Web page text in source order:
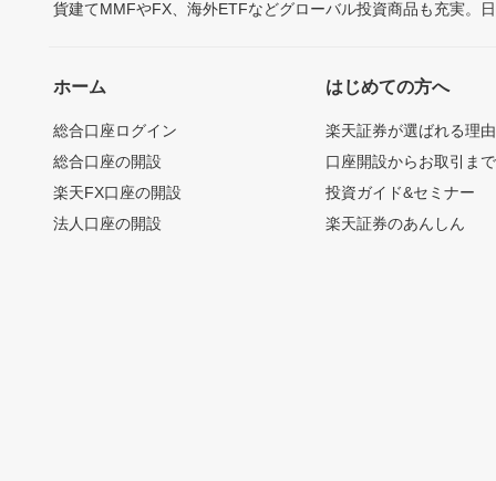
貨建てMMFやFX、海外ETFなどグローバル投資商品も充実。
ホーム
総合口座ログイン
総合口座の開設
楽天FX口座の開設
法人口座の開設
はじめての方へ
楽天証券が選ばれる理由
口座開設からお取引ま
投資ガイド&セミナー
楽天証券のあんしん